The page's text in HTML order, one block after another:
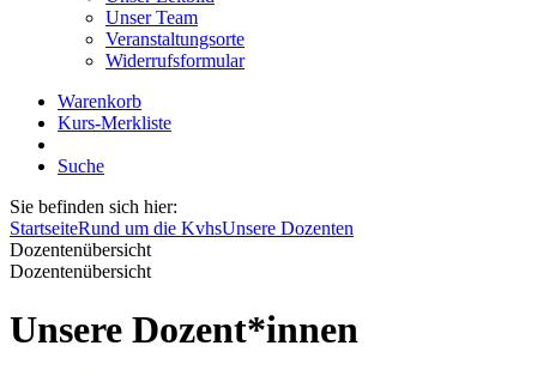
Unser Team
Veranstaltungsorte
Widerrufsformular
Warenkorb
Kurs-Merkliste
Suche
Sie befinden sich hier:
StartseiteRund um die KvhsUnsere Dozenten
Dozentenübersicht
Dozentenübersicht
Unsere Dozent*innen